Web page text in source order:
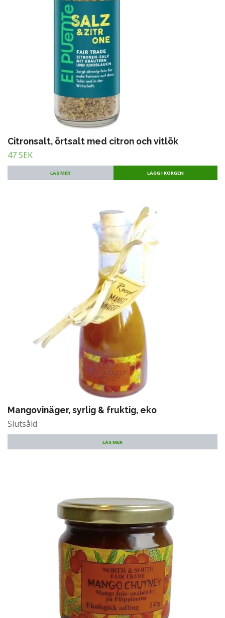
Citronsalt, örtsalt med citron och vitlök
47 SEK
LÄS MER
Mangovinäger, syrlig & fruktig, eko
Slutsåld
LÄS MER